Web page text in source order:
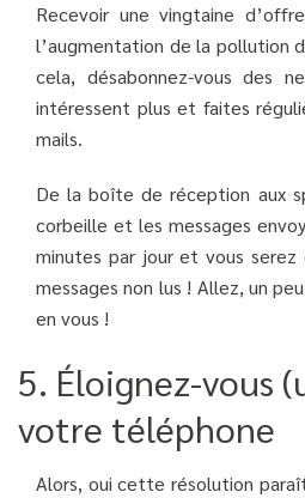
Recevoir une vingtaine
l’augmentation de la pollution
cela, désabonnez-vous des
intéressent plus et faites
mails.
De la boîte de réception aux
corbeille et les messages
minutes par jour et vous
messages non lus ! Allez, un
en vous !
5. Éloignez-vous
votre téléphone
Alors, oui cette résolution